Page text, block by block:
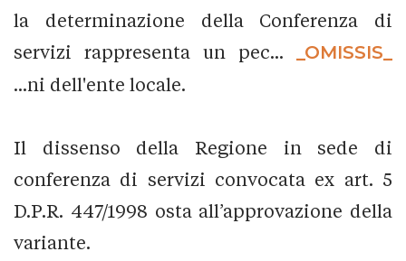
la determinazione della Conferenza di
servizi rappresenta un pec...
_OMISSIS_
...ni dell'ente locale.
Il dissenso della Regione in sede di
conferenza di servizi convocata ex art. 5
D.P.R. 447/1998 osta all’approvazione della
variante.